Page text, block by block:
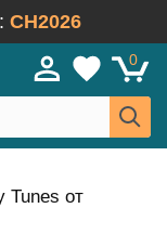
CH2026
0
Tunes от